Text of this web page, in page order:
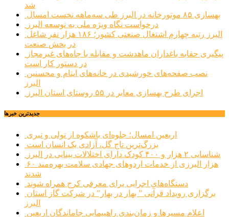
شد
بهسازی ۸۵ موتورخانه در البرز طی سه‌ماهه نخست امسال
درخواست نگاه ویژه ملی به توسعه البرز
در بخش صنعت
در دستور کار است
البرز
اجرای طرح بهسازی معابر در ۵۵ روستای استان البرز
جديدترين خبرها
اربعین امسال؛ جلوه‌ای باشکوه از تولی و تبری
بزرگ‌ترین تاج گل، آزادی یک انسان است
شناسایی ۲ هزار و ۴۰۰ کودک دارای اختلالات بینایی در البرز
۶۰ هزار البرزی از خدمات اردوهای جهادی سلامت بهره‌مند
شدند
دستگاه‌های اجرایی برای معرفی کرج همراه شوند
البرز